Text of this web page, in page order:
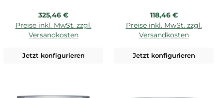
Regulärer Preis:
325,46 €
Preise inkl. MwSt. zzgl.
Versandkosten
Jetzt konfigurieren
Regulärer Preis:
118,46 €
Preise inkl. MwSt. zzgl.
Versandkosten
Jetzt konfigurieren